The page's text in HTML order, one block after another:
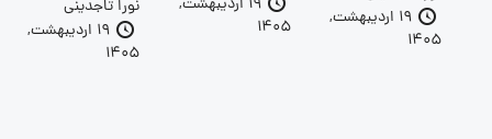
نورا تاجدینی
19 اردیبهشت,
1405
19 اردیبهشت,
1405
19 اردیبهشت,
1405